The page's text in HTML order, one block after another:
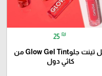
25 ₪
جل تينت جلوGlow Gel Tint من
كاثي دول